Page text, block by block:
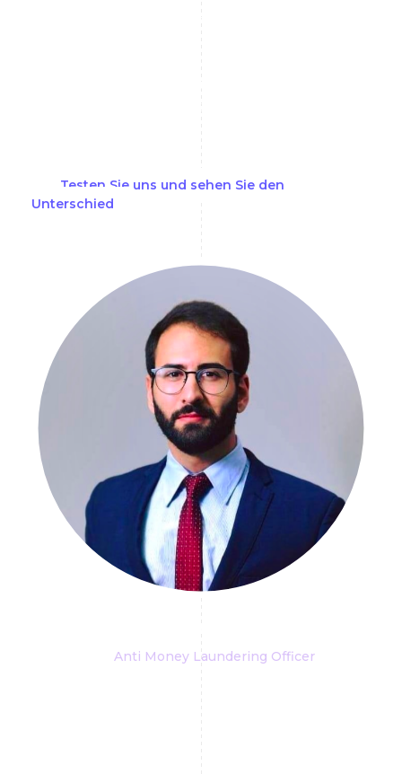
Testen Sie uns und sehen Sie den
Unterschied
Anti Money Laundering Officer